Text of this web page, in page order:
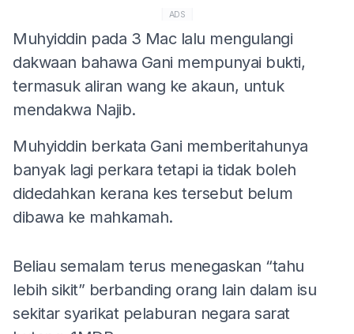
ADS
Muhyiddin pada 3 Mac lalu mengulangi
dakwaan bahawa Gani mempunyai bukti,
termasuk aliran wang ke akaun, untuk
mendakwa Najib.
Muhyiddin berkata Gani memberitahunya
banyak lagi perkara tetapi ia tidak boleh
didedahkan kerana kes tersebut belum
dibawa ke mahkamah.
Beliau semalam terus menegaskan “tahu
lebih sikit” berbanding orang lain dalam isu
sekitar syarikat pelaburan negara sarat